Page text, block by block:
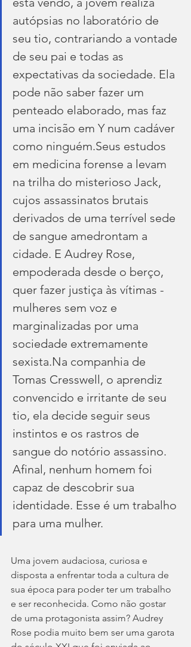
autópsias no laboratório de
seu tio, contrariando a vontade
de seu pai e todas as
expectativas da sociedade. Ela
pode não saber fazer um
penteado elaborado, mas faz
uma incisão em Y num cadáver
como ninguém.Seus estudos
em medicina forense a levam
na trilha do misterioso Jack,
cujos assassinatos brutais
derivados de uma terrível sede
de sangue amedrontam a
cidade. E Audrey Rose,
empoderada desde o berço,
quer fazer justiça às vítimas -
mulheres sem voz e
marginalizadas por uma
sociedade extremamente
sexista.Na companhia de
Tomas Cresswell, o aprendiz
convencido e irritante de seu
tio, ela decide seguir seus
instintos e os rastros de
sangue do notório assassino.
Afinal, nenhum homem foi
capaz de descobrir sua
identidade. Esse é um trabalho
para uma mulher.
Uma jovem audaciosa, curiosa e
disposta a enfrentar toda a cultura de
sua época para poder ter um trabalho
e ser reconhecida. Como não gostar
de uma protagonista assim? Audrey
Rose podia muito bem ser uma garota